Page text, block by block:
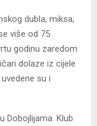
dubla, miksa,
više od 75
godinu zaredom
dolaze iz cijele
su i
Dobojlijama. Klub